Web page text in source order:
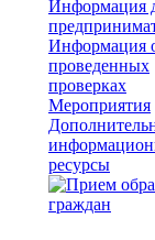
Информация
Информация
проведенных
проверках
Мероприятия
ресурсы